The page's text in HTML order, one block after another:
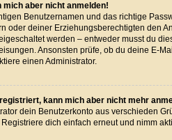
mich aber nicht anmelden!
Benutzernamen und das richtige
oder deiner Erziehungsberechtigten den
werden – entweder musst du
Ansonsten prüfe, ob du deine E-
einen Administrator.
kann mich aber nicht mehr
dein Benutzerkonto aus verschieden
dich einfach erneut und nimm